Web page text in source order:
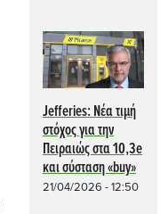
Jefferies: Νέα τιμή
στόχος για την
Πειραιώς στα 10,3e
και σύσταση «buy»
21/04/2026 - 12:50